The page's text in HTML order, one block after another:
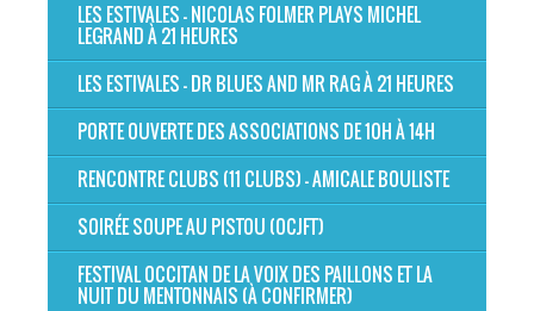
LES ESTIVALES - NICOLAS FOLMER PLAYS MICHEL
LEGRAND À 21 HEURES
LES ESTIVALES - DR BLUES AND MR RAG À 21 HEURES
PORTE OUVERTE DES ASSOCIATIONS DE 10H À 14H
RENCONTRE CLUBS (11 CLUBS) - AMICALE BOULISTE
SOIRÉE SOUPE AU PISTOU (OCJFT)
FESTIVAL OCCITAN DE LA VOIX DES PAILLONS ET LA
NUIT DU MENTONNAIS (À CONFIRMER)